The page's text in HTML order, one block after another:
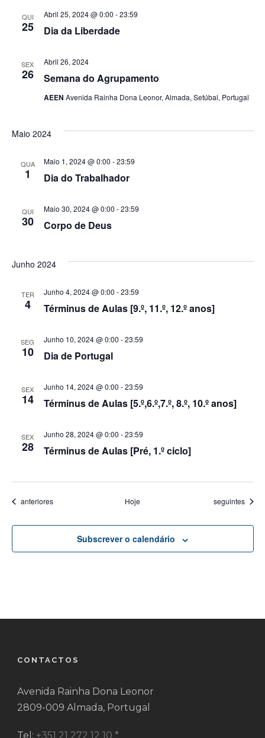
QUI
25 Dia da Liberdade
Abril 25, 2024 @ 0:00 -23:59
SEX
26 Semana do Agrupamento
Abril 26, 2024
AEEN Avenida Rainha Dona Leonor, Almada, Setúbal, Portugal
Maio 2024
QUA
1 Dia do Trabalhador
Maio 1, 2024 @ 0:00 -23:59
QUI
30 Corpo de Deus
Maio 30, 2024 @ 0:00 -23:59
Junho 2024
TER
4 Términus de Aulas [9.º, 11.º, 12.º anos]
Junho 4, 2024 @ 0:00 -23:59
SEG
10 Dia de Portugal
Junho 10, 2024 @ 0:00 -23:59
SEX
14 Términus de Aulas [5.º,6.º,7.º, 8.º, 10.º anos]
Junho 14, 2024 @ 0:00 -23:59
SEX
28 Términus de Aulas [Pré, 1.º ciclo]
Junho 28, 2024 @ 0:00 -23:59
Eventos
anteriores Hoje Eventos
seguintes
Subscrever o calendário
CONTACTOS
Avenida Rainha Dona Leonor
2809-009 Almada, Portugal
Tel: +351 21 272 12 10 *